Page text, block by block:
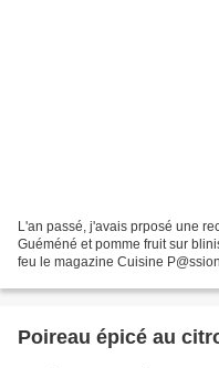
L'an passé, j'avais prposé une
Guéméné et pomme fruit sur
feu le magazine Cuisine
Poireau épicé au